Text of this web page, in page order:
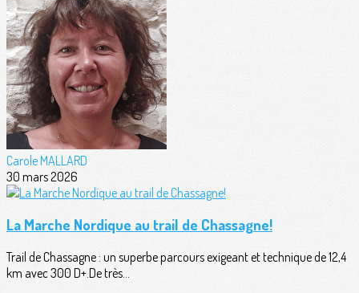
Carole MALLARD
30 mars 2026
La Marche Nordique au trail de Chassagne!
Trail de Chassagne : un superbe parcours exigeant et technique de 12,4
km avec 300 D+.De très...